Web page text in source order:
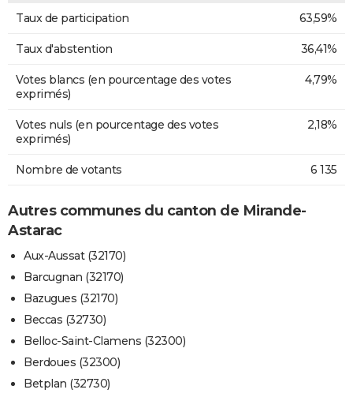
Taux de participation 63,59%
Taux d'abstention 36,41%
Votes blancs (en pourcentage des votes
exprimés)
4,79%
Votes nuls (en pourcentage des votes
exprimés)
2,18%
Nombre de votants 6 135
Autres communes du canton de Mirande-
Astarac
Aux-Aussat (32170)
Barcugnan (32170)
Bazugues (32170)
Beccas (32730)
Belloc-Saint-Clamens (32300)
Berdoues (32300)
Betplan (32730)